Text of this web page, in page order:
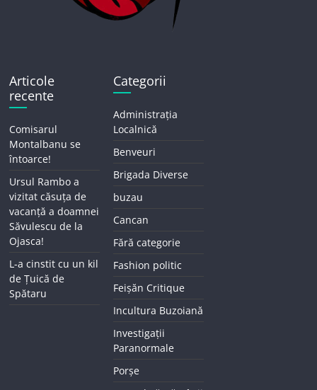
Articole
recente
Comisarul
Montalbanu se
întoarce!
Ursul Rambo a
vizitat căsuța de
vacanță a doamnei
Săvulescu de la
Ojasca!
L-a cinstit cu un kil
de Țuică de
Spătaru
Categorii
Administrația
Localnică
Benveuri
Brigada Diverse
buzau
Cancan
Fără categorie
Fashion politic
Feișăn Critique
Incultura Buzoiană
Investigații
Paranormale
Porșe